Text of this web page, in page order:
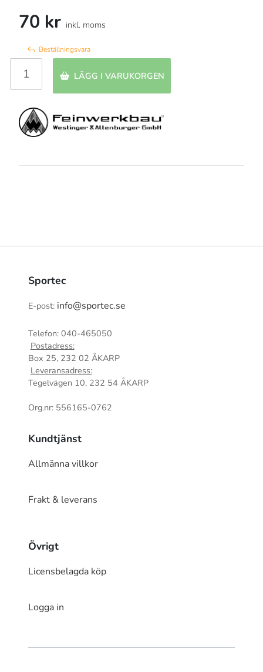
70 kr inkl. moms
Beställningsvara
LÄGG I VARUKORGEN
Sportec
E-post: info@sportec.se
Telefon: 040-465050
Postadress:
Box 25, 232 02 ÅKARP
Leveransadress:
Tegelvägen 10, 232 54 ÅKARP
Org.nr: 556165-0762
Kundtjänst
Allmänna villkor
Frakt & leverans
Övrigt
Licensbelagda köp
Logga in